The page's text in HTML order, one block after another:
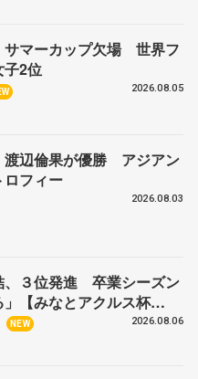
サマーカップ欠場 世界フ
子2位
2026.08.05
渡辺倫果が優勝 アジアン
ロフィー
2026.08.03
、３位発進 卒業シーズン
」【みなとアクルス杯
NEW 2026.08.06